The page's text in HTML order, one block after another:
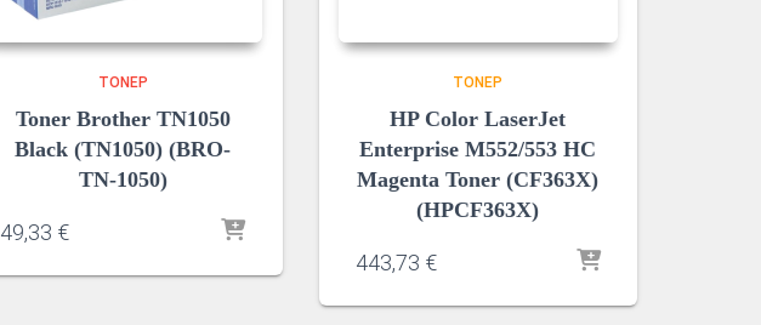
ΤΌΝΕΡ
Toner Brother TN1050
Black (TN1050) (BRO-
TN-1050)
49,33 €
ΤΌΝΕΡ
HP Color LaserJet
Enterprise M552/553 HC
Magenta Toner (CF363X)
(HPCF363X)
443,73 €